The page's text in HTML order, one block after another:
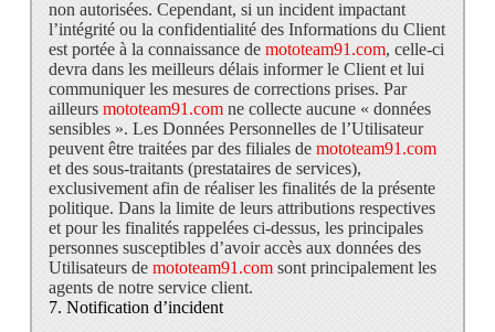
non autorisées. Cependant, si un incident impactant
l’intégrité ou la confidentialité des Informations du Client
est portée à la connaissance de mototeam91.com, celle-ci
devra dans les meilleurs délais informer le Client et lui
communiquer les mesures de corrections prises. Par
ailleurs mototeam91.comne collecte aucune « données
sensibles ». Les Données Personnelles de l’Utilisateur
peuvent être traitées par des filiales de mototeam91.com
et des sous-traitants (prestataires de services),
exclusivement afin de réaliser les finalités de la présente
politique. Dans la limite de leurs attributions respectives
et pour les finalités rappelées ci-dessus, les principales
personnes susceptibles d’avoir accès aux données des
Utilisateurs de mototeam91.comsont principalement les
agents de notre service client.
7. Notification d’incident